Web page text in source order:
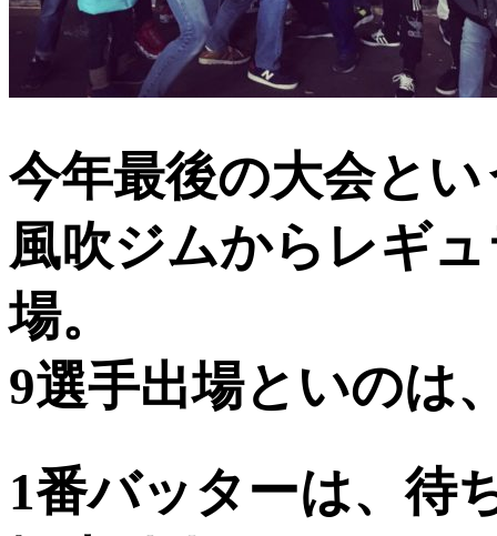
今年最後の大会と
風吹ジムからレギ
場。
9選手出場といのは
1番バッターは、待